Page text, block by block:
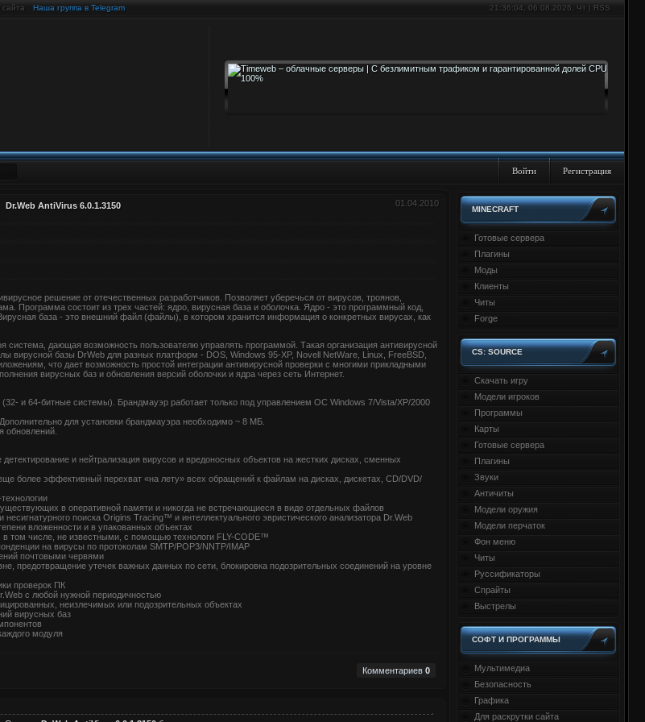
21:36:04 , 06.08.2026, Чт | RSS
сайта Наша группа в Telegram
Войти Регистрация
MINECRAFT
Готовые сервера
Плагины
Моды
Клиенты
Читы
Forge
CS: SOURCE
Скачать игру
Модели игроков
Программы
Карты
Готовые сервера
Плагины
Звуки
Античиты
Модели оружия
Модели перчаток
Фон меню
Читы
Руссификаторы
Спрайты
Выстрелы
СОФТ И ПРОГРАММЫ
Мультимедиа
Безопасность
Графика
Для раскрутки сайта
01.04.2010
Dr.Web AntiVirus 6.0.1.3150
решение от отечественных разработчиков. Позволяет уберечься от вирусов, троянов,
Программа состоит из трех частей: ядро, вирусная база и оболочка. Ядро - это программный код,
база - это внешний файл (файлы), в котором хранится информация о конкретных вирусах, как
система, дающая возможность пользователю управлять программой. Такая организация антивирусной
вирусной базы DrWeb для разных платформ - DOS, Windows 95-XP, Novell NetWare, Linux, FreeBSD,
что дает возможность простой интеграции антивирусной проверки с многими прикладными
вирусных баз и обновления версий оболочки и ядра через сеть Интернет.
и 64-битные системы). Брандмауэр работает только под управлением ОС Windows 7/Vista/XP/2000
для установки брандмауэра необходимо ~ 8 МБ.
обновлений.
и нейтрализация вирусов и вредоносных объектов на жестких дисках, сменных
более эффективный перехват «на лету» всех обращений к файлам на дисках, дискетах, CD/DVD/
в оперативной памяти и никогда не встречающиеся в виде отдельных файлов
поиска Origins Tracing™ и интеллектуального эвристического анализатора Dr.Web
вложенности и в упакованных объектах
том числе, не известными, с помощью технологи FLY-CODE™
на вирусы по протоколам SMTP/POP3/NNTP/IMAP
почтовыми червями
предотвращение утечек важных данных по сети, блокировка подозрительных соединений на уровне
проверок ПК
с любой нужной периодичностью
неизлечимых или подозрительных объектах
вирусных баз
модуля
Комментариев 0